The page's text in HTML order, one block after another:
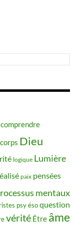
comprendre
corps Dieu
logique Lumière
paix pensées
mentaux
psy ésoquestion
vérité Être âme